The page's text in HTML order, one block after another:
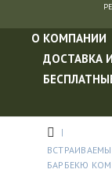
О КОМПАНИИ
ДОСТАВКА
БАРБЕКЮ